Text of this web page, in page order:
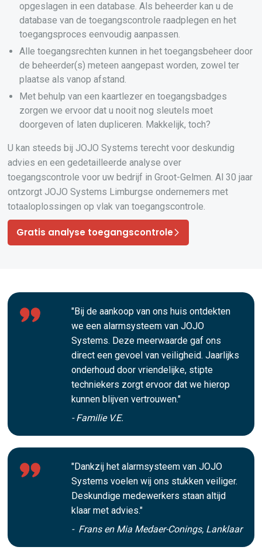
opgeslagen in een database. Als beheerder kan u de
database van de toegangscontrole raadplegen en het
toegangsproces eenvoudig aanpassen.
Alle toegangsrechten kunnen in het toegangsbeheer door
de beheerder(s) meteen aangepast worden, zowel ter
plaatse als vanop afstand.
Met behulp van een kaartlezer en toegangsbadges
zorgen we ervoor dat u nooit nog sleutels moet
doorgeven of laten dupliceren. Makkelijk, toch?
U kan steeds bij JOJO Systems terecht voor deskundig
advies en een gedetailleerde analyse over
toegangscontrole voor uw bedrijf in Groot-Gelmen. Al 30 jaar
ontzorgt JOJO Systems Limburgse ondernemers met
totaaloplossingen op vlak van toegangscontrole.
Gratis analyse toegangscontrole
"Bij de aankoop van ons huis ontdekten
we een alarmsysteem van JOJO
Systems. Deze meerwaarde gaf ons
direct een gevoel van veiligheid. Jaarlijks
onderhoud door vriendelijke, stipte
techniekers zorgt ervoor dat we hierop
kunnen blijven vertrouwen."
- Familie V.E.
"Dankzij het alarmsysteem van JOJO
Systems voelen wij ons stukken veiliger.
Deskundige medewerkers staan altijd
klaar met advies."
- Frans en Mia Medaer-Conings, Lanklaar